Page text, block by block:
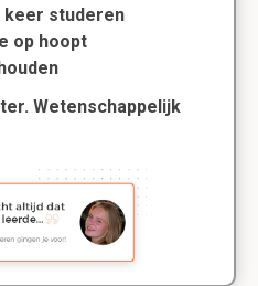
studeren
op hoopt
Wetenschappelijk